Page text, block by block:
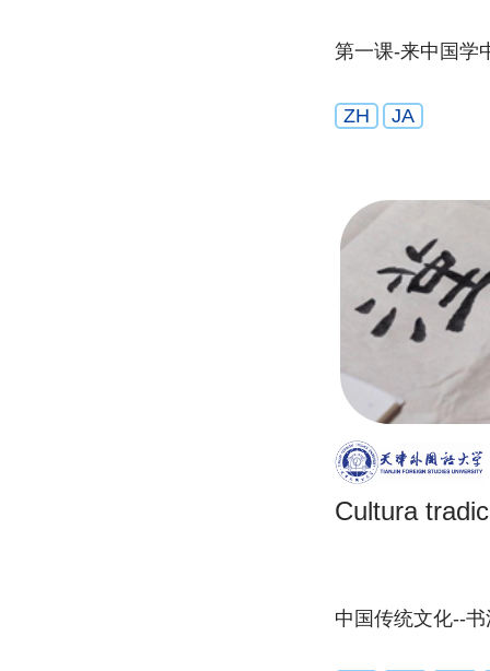
第一课-来中国学
ZH JA
Cultura
中国传统文化--书